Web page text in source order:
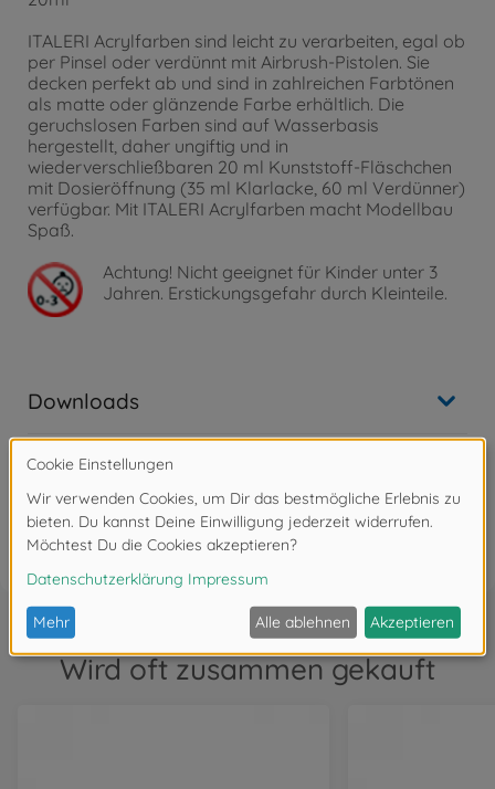
ITALERI Acrylfarben sind leicht zu verarbeiten, egal ob
per Pinsel oder verdünnt mit Airbrush-Pistolen. Sie
decken perfekt ab und sind in zahlreichen Farbtönen
als matte oder glänzende Farbe erhältlich. Die
geruchslosen Farben sind auf Wasserbasis
hergestellt, daher ungiftig und in
wiederverschließbaren 20 ml Kunststoff-Fläschchen
mit Dosieröffnung (35 ml Klarlacke, 60 ml Verdünner)
verfügbar. Mit ITALERI Acrylfarben macht Modellbau
Spaß.
Achtung! Nicht geeignet für Kinder unter 3
Jahren. Erstickungsgefahr durch Kleinteile.
Downloads
Bewertungen
FAQ
Wird oft zusammen gekauft